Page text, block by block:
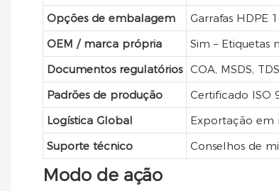
Opções de embalagem
Garrafas HDPE
OEM / marca própria
Sim –
Documentos regulatórios COA, MSDS,
Padrões de produção
Certificado ISO
Logística Global
Exportação em
Suporte técnico
Conselhos de
Modo de ação